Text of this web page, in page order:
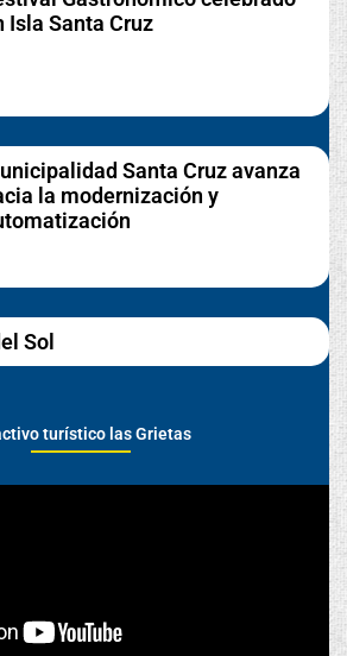
Isla Santa Cruz
Santa Cruz avanza
la modernización y
Sol
turístico las Grietas